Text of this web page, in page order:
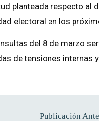
planteada respecto al
electoral en los
del 8 de marzo
de tensiones internas
Publicación